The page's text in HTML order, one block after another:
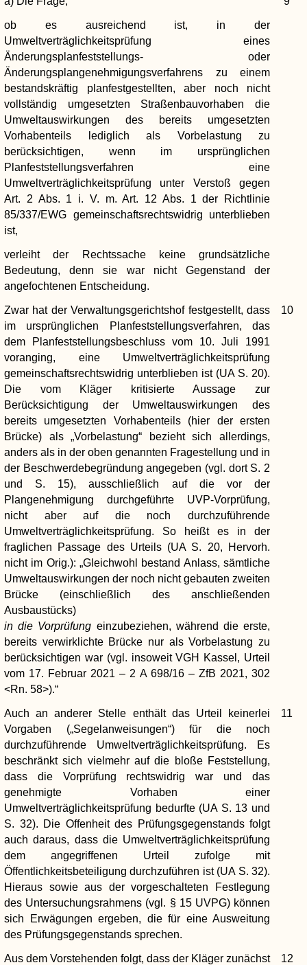
ob es ausreichend ist, in der
Umweltverträglichkeitsprüfung eines
Änderungsplanfeststellungs- oder
Änderungsplangenehmigungsverfahrens zu einem
bestandskräftig planfestgestellten, aber noch nicht
vollständig umgesetzten Straßenbauvorhaben die
Umweltauswirkungen des bereits umgesetzten
Vorhabenteils lediglich als Vorbelastung zu
berücksichtigen, wenn im ursprünglichen
Planfeststellungsverfahren eine
Umweltverträglichkeitsprüfung unter Verstoß gegen
Art. 2 Abs. 1 i. V. m. Art. 12 Abs. 1 der Richtlinie
85/337/EWG gemeinschaftsrechtswidrig unterblieben
ist,
verleiht der Rechtssache keine grundsätzliche
Bedeutung, denn sie war nicht Gegenstand der
angefochtenen Entscheidung.
10
Zwar hat der Verwaltungsgerichtshof festgestellt, dass
im ursprünglichen Planfeststellungsverfahren, das
dem Planfeststellungsbeschluss vom 10. Juli 1991
voranging, eine Umweltverträglichkeitsprüfung
gemeinschaftsrechtswidrig unterblieben ist (UA S. 20).
Die vom Kläger kritisierte Aussage zur
Berücksichtigung der Umweltauswirkungen des
bereits umgesetzten Vorhabenteils (hier der ersten
Brücke) als „Vorbelastung“ bezieht sich allerdings,
anders als in der oben genannten Fragestellung und in
der Beschwerdebegründung angegeben (vgl. dort S. 2
und S. 15), ausschließlich auf die vor der
Plangenehmigung durchgeführte UVP-Vorprüfung,
nicht aber auf die noch durchzuführende
Umweltverträglichkeitsprüfung. So heißt es in der
fraglichen Passage des Urteils (UA S. 20, Hervorh.
nicht im Orig.): „Gleichwohl bestand Anlass, sämtliche
Umweltauswirkungen der noch nicht gebauten zweiten
Brücke (einschließlich des anschließenden
Ausbaustücks)
in die Vorprüfung einzubeziehen, während die erste,
bereits verwirklichte Brücke nur als Vorbelastung zu
berücksichtigen war (vgl. insoweit VGH Kassel, Urteil
vom 17. Februar 2021 – 2 A 698/16 – ZfB 2021, 302
<Rn. 58>).“
11
Auch an anderer Stelle enthält das Urteil keinerlei
Vorgaben („Segelanweisungen“) für die noch
durchzuführende Umweltverträglichkeitsprüfung. Es
beschränkt sich vielmehr auf die bloße Feststellung,
dass die Vorprüfung rechtswidrig war und das
genehmigte Vorhaben einer
Umweltverträglichkeitsprüfung bedurfte (UA S. 13 und
S. 32). Die Offenheit des Prüfungsgegenstands folgt
auch daraus, dass die Umweltverträglichkeitsprüfung
dem angegriffenen Urteil zufolge mit
Öffentlichkeitsbeteiligung durchzuführen ist (UA S. 32).
Hieraus sowie aus der vorgeschalteten Festlegung
des Untersuchungsrahmens (vgl. § 15 UVPG) können
sich Erwägungen ergeben, die für eine Ausweitung
des Prüfungsgegenstands sprechen.
12
Aus dem Vorstehenden folgt, dass der Kläger zunächst